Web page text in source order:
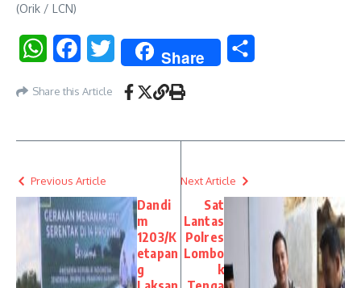
(Orik / LCN)
WhatsAppFacebookTwitter Share
Share this Article
Previous Article
Dandi
m
1203/K
etapan
g
Next Article
Sat
Lantas
Polres
Lombo
k